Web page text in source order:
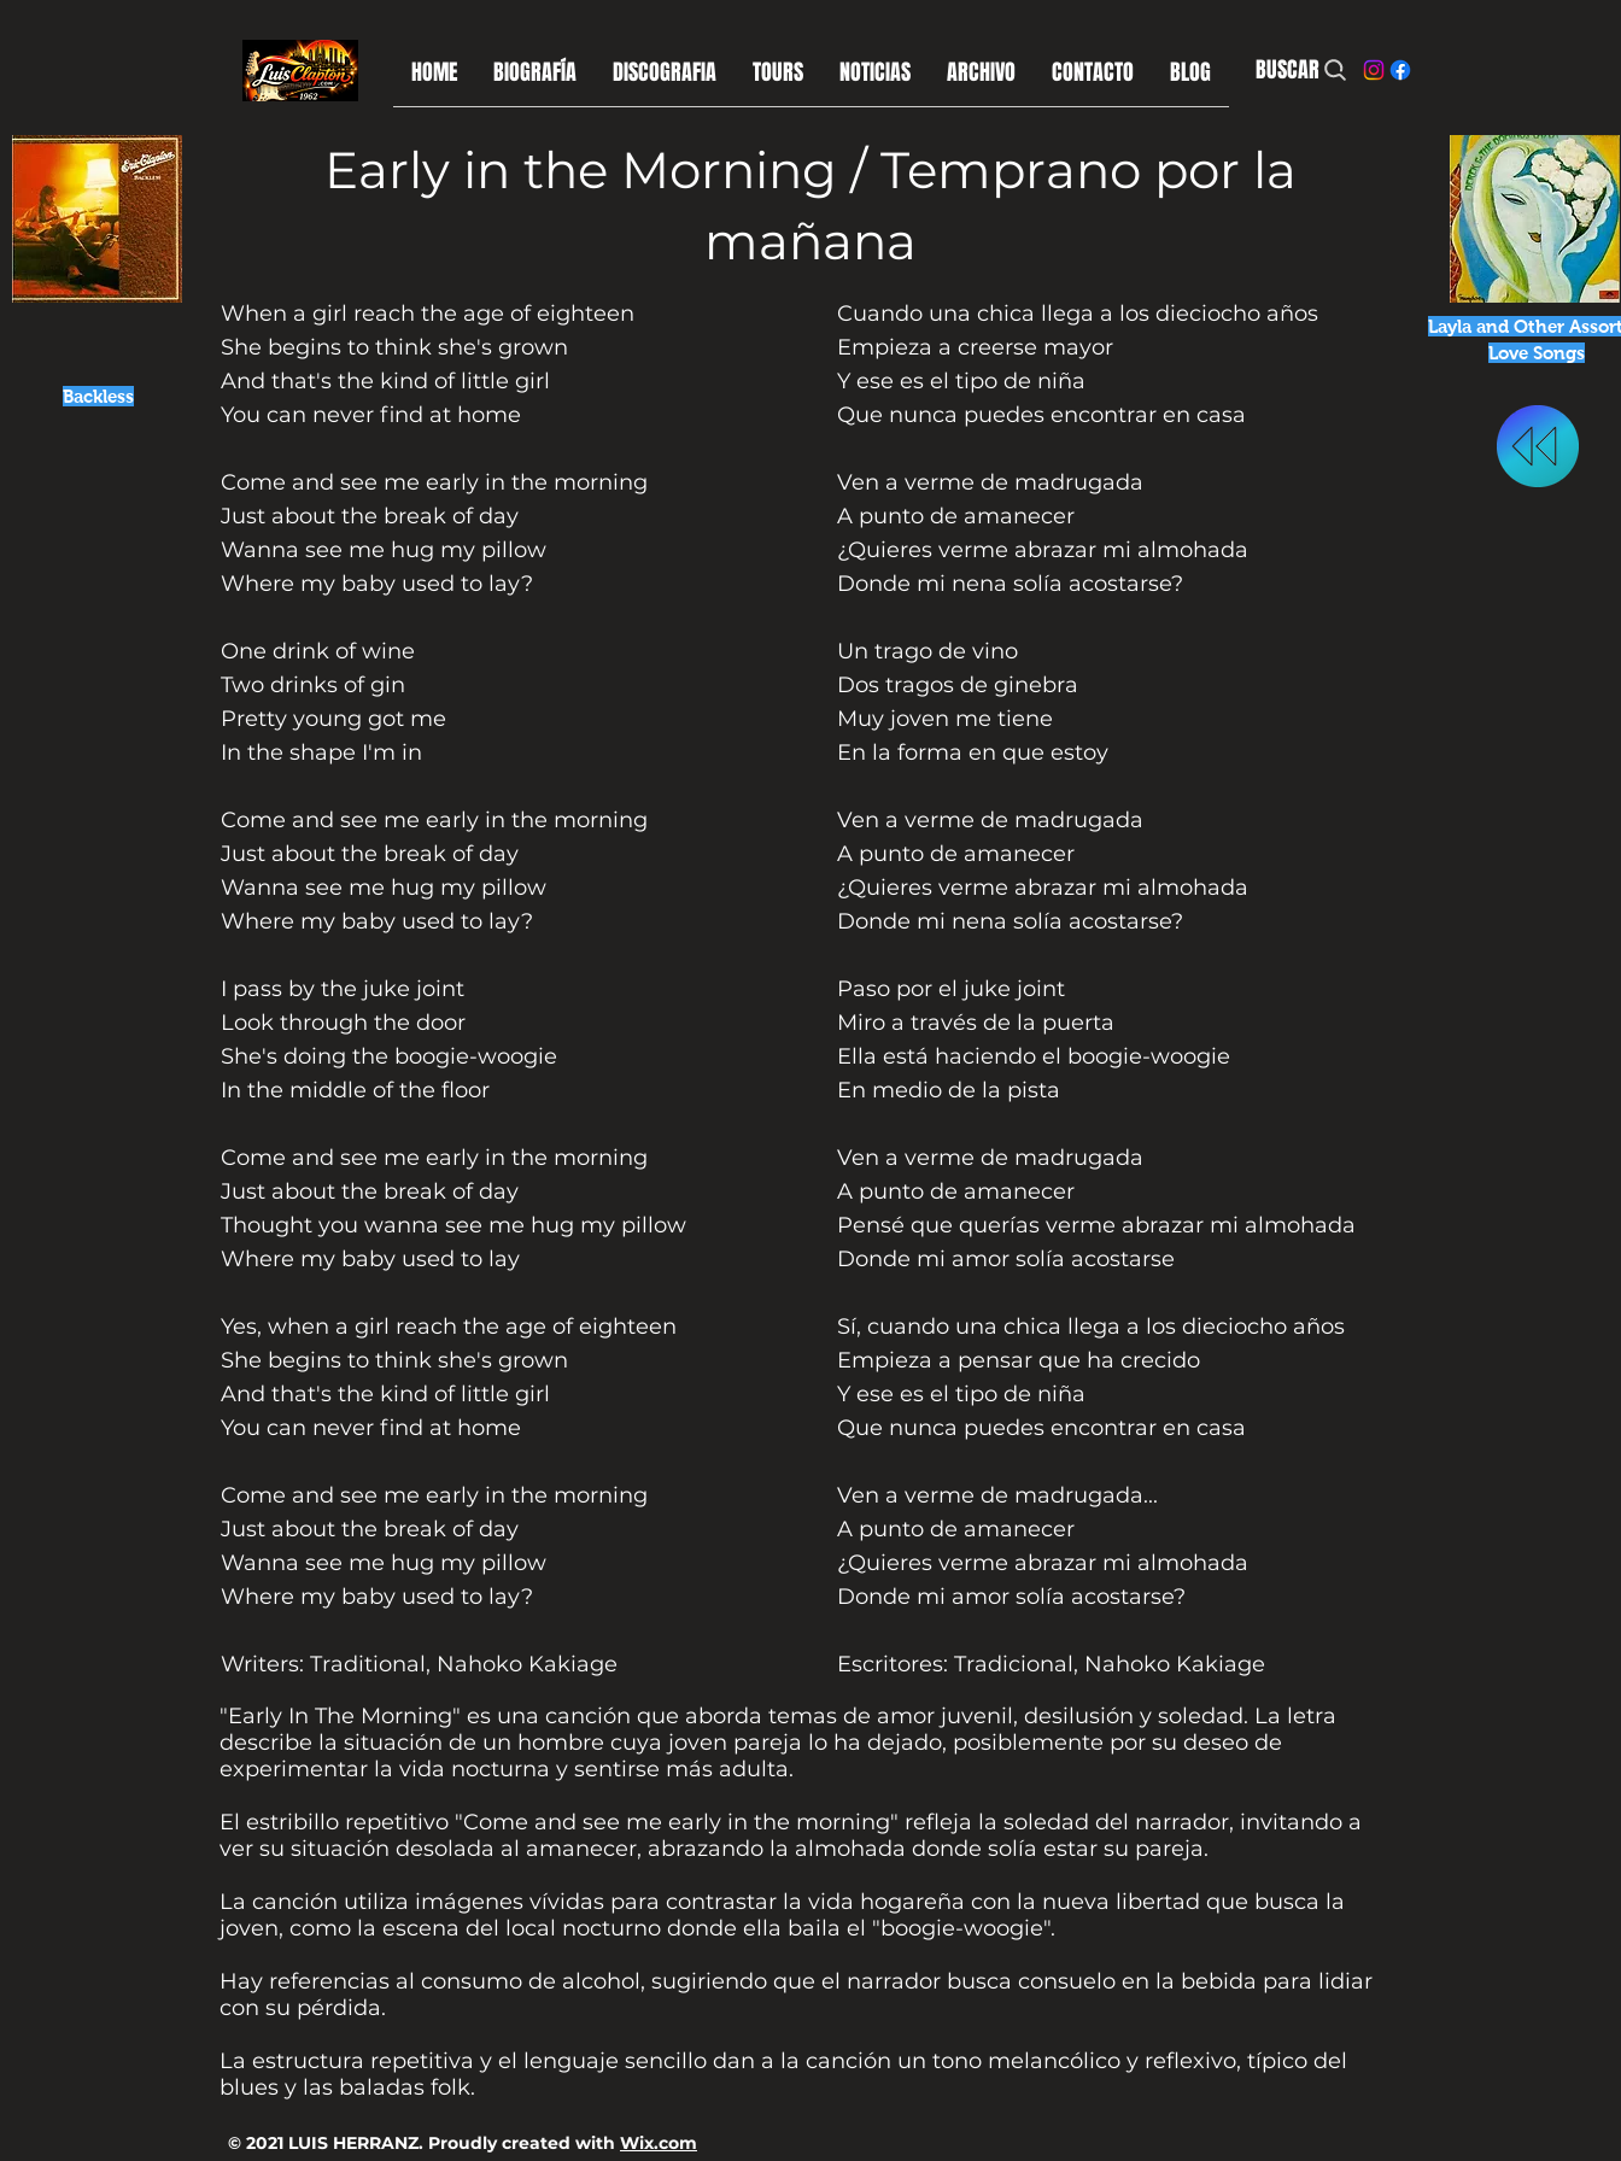
HOME BIOGRAFÍA DISCOGRAFIA TOURS NOTICIAS ARCHIVO CONTACTO BLOG BUSCAR
Early in the Morning / Temprano por la
mañana
Backless
Cuando una chica llega a los dieciocho años
Empieza a creerse mayor
Y ese es el tipo de niña
Que nunca puedes encontrar en casa
Ven a verme de madrugada
A punto de amanecer
¿Quieres verme abrazar mi almohada
Donde mi nena solía acostarse?
Un trago de vino
Dos tragos de ginebra
Muy joven me tiene
En la forma en que estoy
Ven a verme de madrugada
A punto de amanecer
¿Quieres verme abrazar mi almohada
Donde mi nena solía acostarse?
Paso por el juke joint
Miro a través de la puerta
Ella está haciendo el boogie-woogie
En medio de la pista
Ven a verme de madrugada
A punto de amanecer
Pensé que querías verme abrazar mi almohada
Donde mi amor solía acostarse
Sí, cuando una chica llega a los dieciocho años
Empieza a pensar que ha crecido
Y ese es el tipo de niña
Que nunca puedes encontrar en casa
Ven a verme de madrugada...
A punto de amanecer
¿Quieres verme abrazar mi almohada
Donde mi amor solía acostarse?
Escritores: Tradicional, Nahoko Kakiage
When a girl reach the age of eighteen
She begins to think she's grown
And that's the kind of little girl
You can never find at home
Come and see me early in the morning
Just about the break of day
Wanna see me hug my pillow
Where my baby used to lay?
One drink of wine
Two drinks of gin
Pretty young got me
In the shape I'm in
Come and see me early in the morning
Just about the break of day
Wanna see me hug my pillow
Where my baby used to lay?
I pass by the juke joint
Look through the door
She's doing the boogie-woogie
In the middle of the floor
Come and see me early in the morning
Just about the break of day
Thought you wanna see me hug my pillow
Where my baby used to lay
Yes, when a girl reach the age of eighteen
She begins to think she's grown
And that's the kind of little girl
You can never find at home
Come and see me early in the morning
Just about the break of day
Wanna see me hug my pillow
Where my baby used to lay?
Writers: Traditional, Nahoko Kakiage
Layla and Other
Love Songs
"Early In The Morning" es una canción que aborda temas de amor juvenil, desilusión y soledad. La letra
describe la situación de un hombre cuya joven pareja lo ha dejado, posiblemente por su deseo de
experimentar la vida nocturna y sentirse más adulta.
El estribillo repetitivo "Come and see me early in the morning" refleja la soledad del narrador, invitando a
ver su situación desolada al amanecer, abrazando la almohada donde solía estar su pareja.
La canción utiliza imágenes vívidas para contrastar la vida hogareña con la nueva libertad que busca la
joven, como la escena del local nocturno donde ella baila el "boogie-woogie".
Hay referencias al consumo de alcohol, sugiriendo que el narrador busca consuelo en la bebida para lidiar
con su pérdida.
La estructura repetitiva y el lenguaje sencillo dan a la canción un tono melancólico y reflexivo, típico del
blues y las baladas folk.
© 2021 LUIS HERRANZ. Proudly created with Wix.com